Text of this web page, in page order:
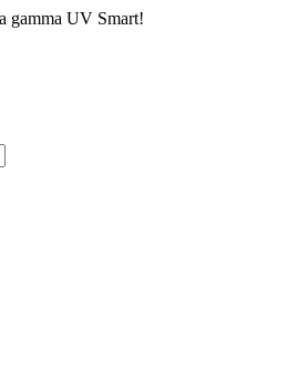
gamma UV Smart!